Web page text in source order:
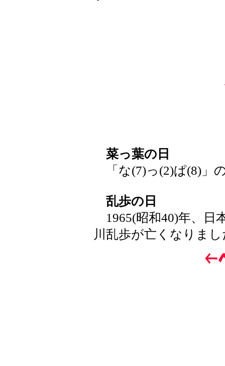
菜っ葉の日
「な(7)っ(2)ぱ(8)」
乱歩の日
1965(昭和40)年、日
川乱歩が亡くなりま